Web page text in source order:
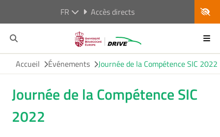
FR Accès directs
Accueil Événements Journée de la Compétence SIC 2022
Journée de la Compétence SIC
2022